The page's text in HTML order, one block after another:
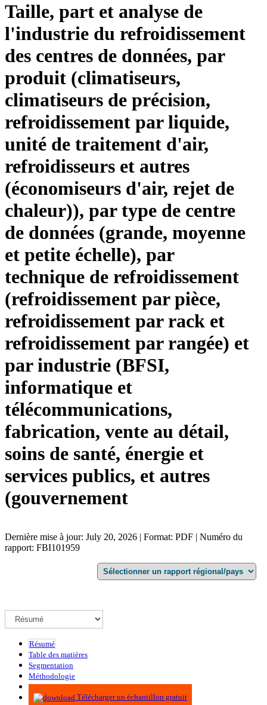
Taille, part et analyse de
l'industrie du refroidissement
des centres de données, par
produit (climatiseurs,
climatiseurs de précision,
refroidissement par liquide,
unité de traitement d'air,
refroidisseurs et autres
(économiseurs d'air, rejet de
chaleur)), par type de centre
de données (grande, moyenne
et petite échelle), par
technique de refroidissement
(refroidissement par pièce,
refroidissement par rack et
refroidissement par rangée) et
par industrie (BFSI,
informatique et
télécommunications,
fabrication, vente au détail,
soins de santé, énergie et
services publics, et autres
(gouvernement
Dernière mise à jour: July 20, 2026 | Format: PDF | Numéro du
rapport: FBI101959
Résumé
Table des matières
Segmentation
Méthodologie
Infographie
Télécharger un échantillon gratuit